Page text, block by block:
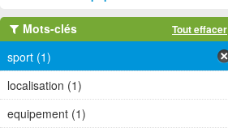
Mots-clés Tout effacer
sport (1)
localisation (1)
equipement (1)